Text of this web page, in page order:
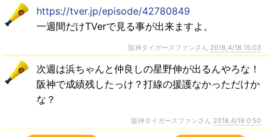
https://tver.jp/episode/42780849
一週間だけTVerで見る事が出来ますよ。
阪神タイガースファンさん 2018,4/18 15:03
次週は浜ちゃんと仲良しの星野伸が出るんやろな！
阪神で成績残したっけ？打線の援護なかっただけか
な？
阪神タイガースファンさん 2018,4/19 0:50